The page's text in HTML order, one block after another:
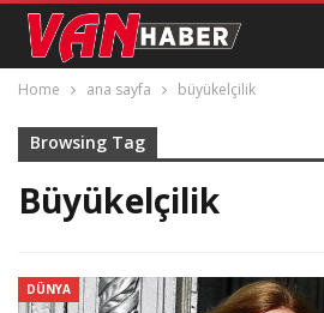
Home ana sayfa büyükelçilik
Browsing Tag
Büyükelçilik
DÜNYA